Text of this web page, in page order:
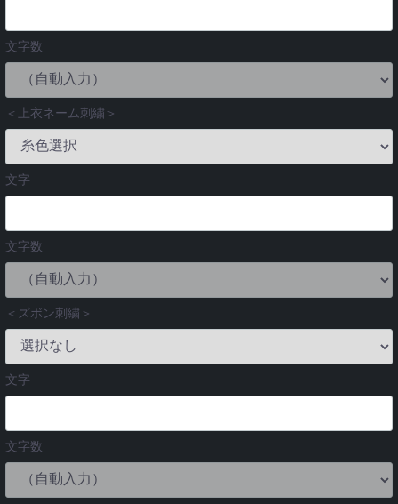
文字数
＜上衣ネーム刺繍＞
文字
文字数
＜ズボン刺繍＞
文字
文字数